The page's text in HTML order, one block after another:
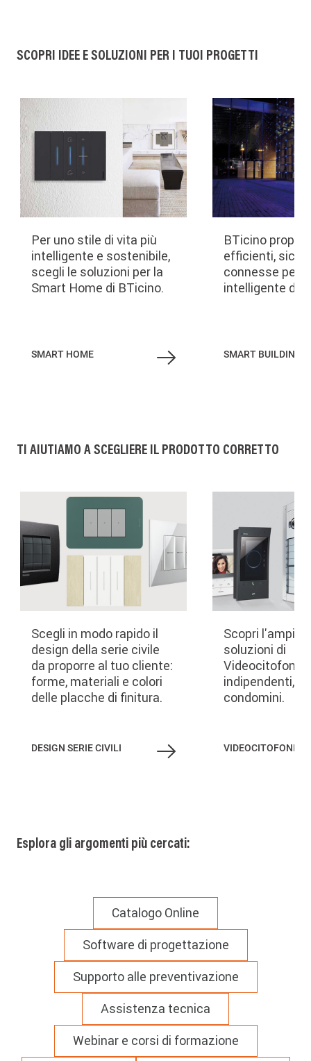
SCOPRI IDEE E SOLUZIONI PER I TUOI PROGETTI
Per uno stile di vita più
intelligente e sostenibile,
scegli le soluzioni per la
Smart Home di BTicino.
SMART HOME
BTicino
efficienti,
connesse per
intelligente
SMART BUILDING
TI AIUTIAMO A SCEGLIERE IL PRODOTTO CORRETTO
Scegli in modo rapido il
design della serie civile
da proporre al tuo cliente:
forme, materiali e colori
delle placche di finitura.
DESIGN SERIE CIVILI
Scopri l'ampia
soluzioni di
Videocitofonia
indipendenti,
condomini.
VIDEOCITOFONIA
Esplora gli argomenti più cercati:
Catalogo Online
Software di progettazione
Supporto alle preventivazione
Assistenza tecnica
Webinar e corsi di formazione